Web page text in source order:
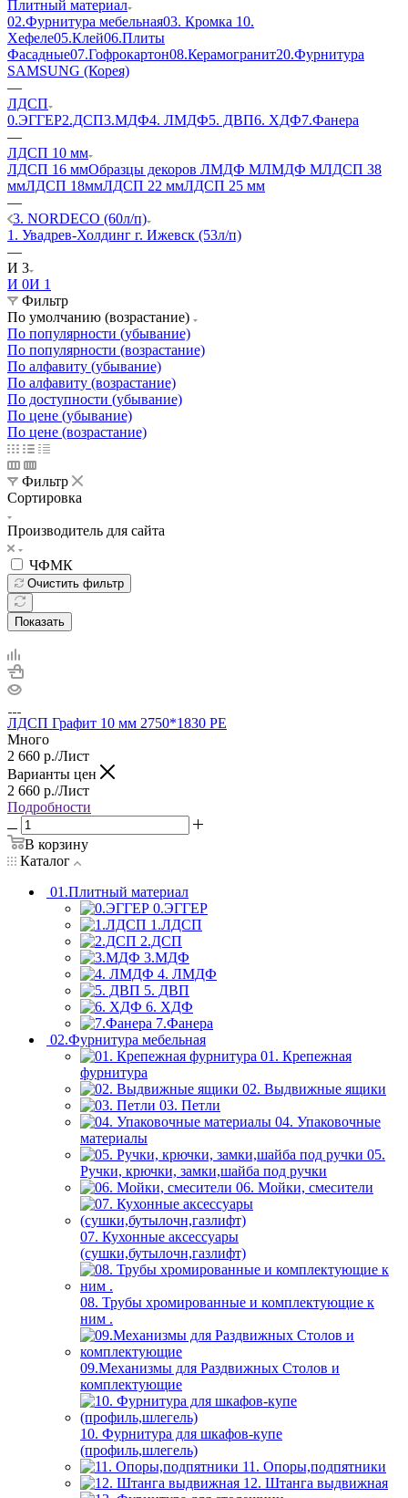
Плитный материал
02.Фурнитура мебельная03. Кромка 10.
Хефеле05.Клей06.Плиты
Фасадные07.Гофрокартон08.Керамогранит20.Фурнитура
SAMSUNG (Корея)
—
ЛДСП
0.ЭГГЕР2.ДСП3.МДФ4. ЛМДФ5. ДВП6. ХДФ7.Фанера
—
ЛДСП 10 мм
ЛДСП 16 ммОбразцы декоров ЛМДФ МЛМДФ МЛДСП 38
ммЛДСП 18ммЛДСП 22 ммЛДСП 25 мм
—
3. NORDECO (60л/п)
1. Увадрев-Холдинг г. Ижевск (53л/п)
—
И 3
И 0И 1
Фильтр
По умолчанию (возрастание)
По популярности (убывание)
По популярности (возрастание)
По алфавиту (убывание)
По алфавиту (возрастание)
По доступности (убывание)
По цене (убывание)
По цене (возрастание)
Фильтр
Сортировка
Производитель для сайта
ЧФМК
Очистить фильтр
Показать
ЛДСП Графит 10 мм 2750*1830 PE
Много
2 660 р./Лист
Варианты цен
2 660 р./Лист
Подробности
В корзину
Каталог
01.Плитный материал
0.ЭГГЕР
1.ЛДСП
2.ДСП
3.МДФ
4. ЛМДФ
5. ДВП
6. ХДФ
7.Фанера
02.Фурнитура мебельная
01. Крепежная
фурнитура
02. Выдвижные ящики
03. Петли
04. Упаковочные
материалы
05.
Ручки, крючки, замки,шайба под ручки
06. Мойки, смесители
07. Кухонные аксессуары
(сушки,бутылочн,газлифт)
08. Трубы хромированные и комплектующие к
ним .
09.Механизмы для Раздвижных Столов и
комплектующие
10. Фурнитура для шкафов-купе
(профиль,шлегель)
11. Опоры,подпятники
12. Штанга выдвижная